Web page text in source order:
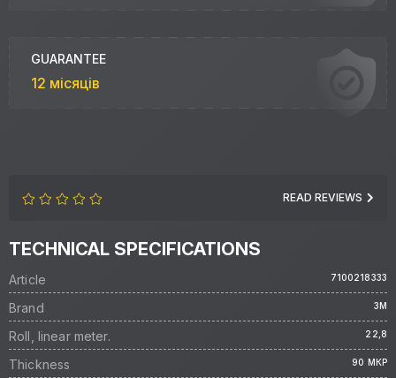
READ REVIEWS
TECHNICAL SPECIFICATIONS
Article 7100218333
Brand 3M
Roll, linear meter. 22,8
Thickness 90 МКР
GUARANTEE
12 місяців